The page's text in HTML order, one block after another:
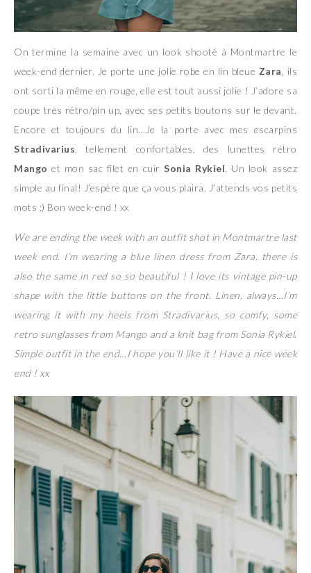
On termine la semaine avec un look shooté à Montmartre le
week-end dernier. Je porte une jolie robe en lin bleue Zara , ils
ont sorti la même en rouge, elle est tout aussi jolie ! J’adore sa
coupe très rétro/pin up, avec ses petits boutons sur le devant.
Encore et toujours du lin…Je la porte avec mes escarpins
Stradivarius , tellement confortables, des lunettes rétro
Mango et mon sac filet en cuirSonia Rykiel. Un look assez
simple au final! J’espère que ça vous plaira. J’attends vos petits
mots :) Bon week-end ! xx
We are ending the week with an outfit shot in Montmartre last
week end. I’m wearing a blue linen dress from Zara, there is
also the same in red so so beautiful ! I love its vintage pin-up
shape with the little buttons on the front. Linen, always…I’m
wearing it with my heels from Stradivarius, so comfy, some
retro sunglasses from Mango and a knit bag from Sonia Rykiel.
Simple outfit in the end…I hope you’ll like it ! Have a nice week
end ! xx